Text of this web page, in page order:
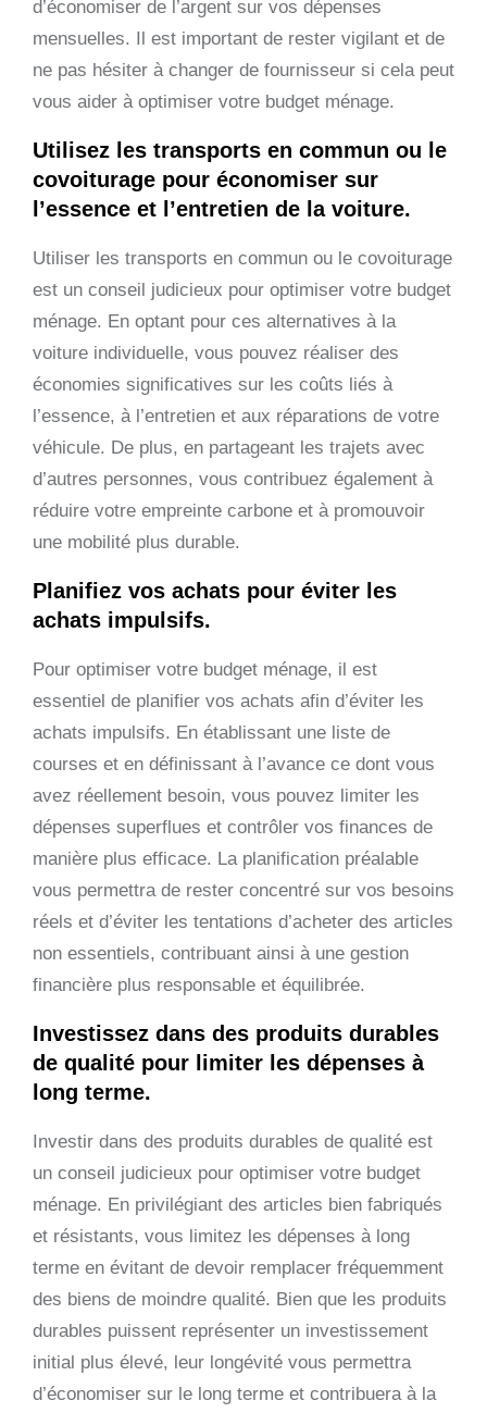
d’économiser de l’argent sur vos dépenses
mensuelles. Il est important de rester vigilant et de
ne pas hésiter à changer de fournisseur si cela peut
vous aider à optimiser votre budget ménage.
Utilisez les transports en commun ou le
covoiturage pour économiser sur
l’essence et l’entretien de la voiture.
Utiliser les transports en commun ou le covoiturage
est un conseil judicieux pour optimiser votre budget
ménage. En optant pour ces alternatives à la
voiture individuelle, vous pouvez réaliser des
économies significatives sur les coûts liés à
l’essence, à l’entretien et aux réparations de votre
véhicule. De plus, en partageant les trajets avec
d’autres personnes, vous contribuez également à
réduire votre empreinte carbone et à promouvoir
une mobilité plus durable.
Planifiez vos achats pour éviter les
achats impulsifs.
Pour optimiser votre budget ménage, il est
essentiel de planifier vos achats afin d’éviter les
achats impulsifs. En établissant une liste de
courses et en définissant à l’avance ce dont vous
avez réellement besoin, vous pouvez limiter les
dépenses superflues et contrôler vos finances de
manière plus efficace. La planification préalable
vous permettra de rester concentré sur vos besoins
réels et d’éviter les tentations d’acheter des articles
non essentiels, contribuant ainsi à une gestion
financière plus responsable et équilibrée.
Investissez dans des produits durables
de qualité pour limiter les dépenses à
long terme.
Investir dans des produits durables de qualité est
un conseil judicieux pour optimiser votre budget
ménage. En privilégiant des articles bien fabriqués
et résistants, vous limitez les dépenses à long
terme en évitant de devoir remplacer fréquemment
des biens de moindre qualité. Bien que les produits
durables puissent représenter un investissement
initial plus élevé, leur longévité vous permettra
d’économiser sur le long terme et contribuera à la